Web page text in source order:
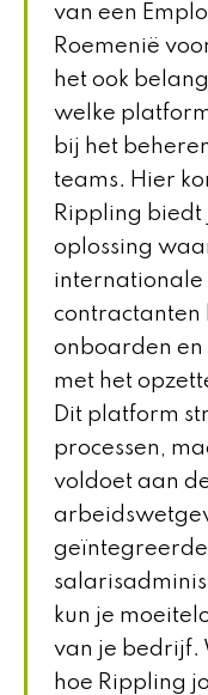
van een
Roemenië
het ook
welke
bij het
teams. Hier
Rippling biedt
oplossing
internationale
contractanten
onboarden
met het
Dit platform
processen,
voldoet aan
kun je
van je bedrijf.
hoe Rippling